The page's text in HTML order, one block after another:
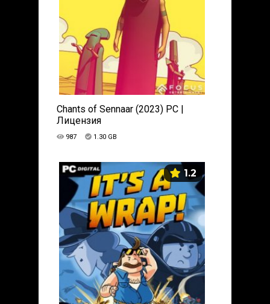
Chants of Sennaar (2023) PC |
Лицензия
987 1.30 GB
1.2